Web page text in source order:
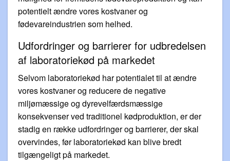
potentielt ændre vores kostvaner og
fødevareindustrien som helhed.
Udfordringer og barrierer for udbredelsen
af laboratoriekød på markedet
Selvom laboratoriekød har potentialet til at ændre
vores kostvaner og reducere de negative
miljømæssige og dyrevelfærdsmæssige
konsekvenser ved traditionel kødproduktion, er der
stadig en række udfordringer og barrierer, der skal
overvindes, før laboratoriekød kan blive bredt
tilgængeligt på markedet.